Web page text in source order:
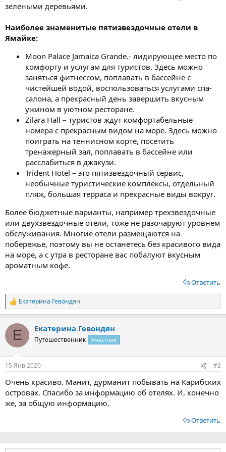
зелеными деревьями.
Наиболее знаменитые пятизвездочные отели в
Ямайке:
Moon Palace Jamaica Grande.- лидирующее место по
комфорту и услугам для туристов. Здесь можно
заняться фитнессом, поплавать в бассейне с
чистейшей водой, воспользоваться услугами спа-
салона, а прекрасный день завершить вкусным
ужином в уютном ресторане.
Zilara Hall – туристов ждут комфортабельные
номера с прекрасным видом на море. Здесь можно
поиграть на теннисном корте, посетить
тренажерный зал, поплавать в бассейне или
расслабиться в джакузи.
Trident Hotel – это пятизвездочный сервис,
необычные туристические комплексы, отдельный
пляж, большая терраса и прекрасные виды вокруг.
Более бюджетные варианты, например трехзвездочные
или двухзвездочные отели, тоже не разочаруют уровнем
обслуживания. Многие отели размещаются на
побережье, поэтому вы не останетесь без красивого вида
на море, а с утра в ресторане вас побалуют вкусным
ароматным кофе.
Ответить
Р
е
к
и
Екатерина Гевондян
Е Екатерина Гевондян
Путешественник Участник
15 Янв 2020 #2
Очень красиво. Манит, дурманит побывать на Карибских
островах. Спасибо за информацию об отелях. И, конечно
же, за общую информацию.
Ответить